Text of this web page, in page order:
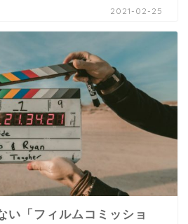
2021-02-25
い「フィルムコミッショ